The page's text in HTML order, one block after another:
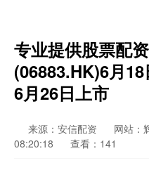
专业提供股票配
(06883.HK)6月
6月26日上市
来源：安信配资 网站：
08:20:18
查看：141